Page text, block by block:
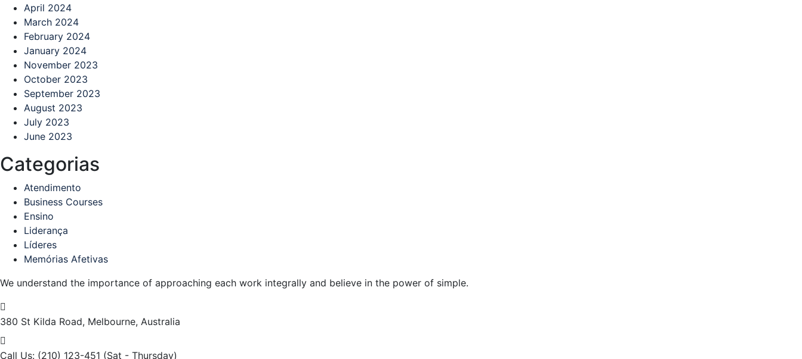
April 2024
March 2024
February 2024
January 2024
November 2023
October 2023
September 2023
August 2023
July 2023
June 2023
Categorias
Atendimento
Business Courses
Ensino
Liderança
Líderes
Memórias Afetivas
We understand the importance of approaching each work integrally and believe in the power of simple.
380 St Kilda Road, Melbourne, Australia
Call Us: (210) 123-451 (Sat - Thursday)